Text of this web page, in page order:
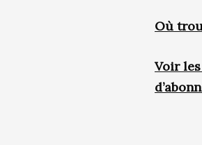
Où
Voir